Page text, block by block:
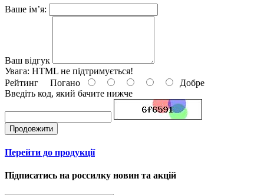
Ваше ім’я:
Ваш відгук
Увага: HTML не підтримується!
Рейтинг Погано
Добре
Введіть код, який бачите нижче
Продовжити
Перейти до продукції
Підписатись на россилку новин та акцій